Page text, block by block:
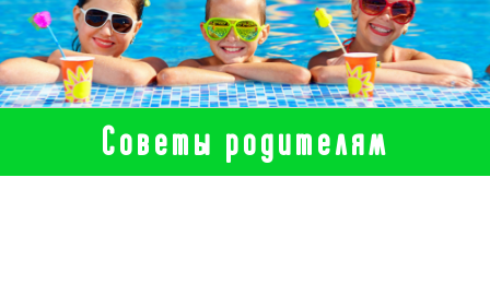
Советы родителям